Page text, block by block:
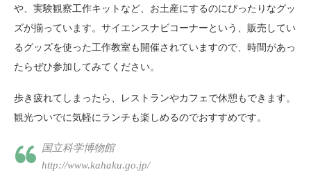
や、実験観察工作キットなど、お土産にするのにぴったりなグッ
ズが揃っています。サイエンスナビコーナーという、販売してい
るグッズを使った工作教室も開催されていますので、時間があっ
たらぜひ参加してみてください。
歩き疲れてしまったら、レストランやカフェで休憩もできます。
観光ついでに気軽にランチも楽しめるのでおすすめです。
国立科学博物館
http://www.kahaku.go.jp/